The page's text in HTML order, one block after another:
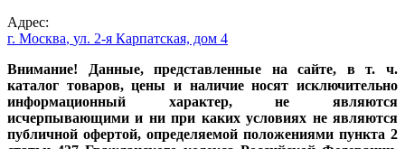
Адрес:
г. Москва, ул. 2-я Карпатская, дом 4
Внимание! Данные, представленные на сайте, в т. ч.
каталог товаров, цены и наличие носят исключительно
информационный характер, не являются
исчерпывающими и ни при каких условиях не являются
публичной офертой, определяемой положениями пункта 2